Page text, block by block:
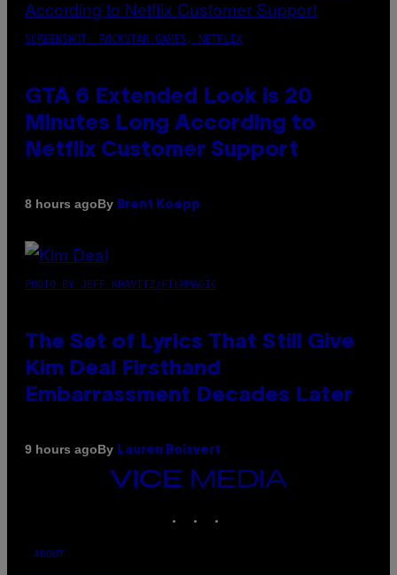
SCREENSHOT: ROCKSTAR GAMES, NETFLIX
GTA 6 Extended Look is 20
Minutes Long According to
Netflix Customer Support
8 hours agoBy Brent Koepp
PHOTO BY JEFF KRAVITZ/FILMMAGIC
The Set of Lyrics That Still Give
Kim Deal Firsthand
Embarrassment Decades Later
9 hours agoBy Lauren Boisvert
VICE
MEDIA
ABOUT